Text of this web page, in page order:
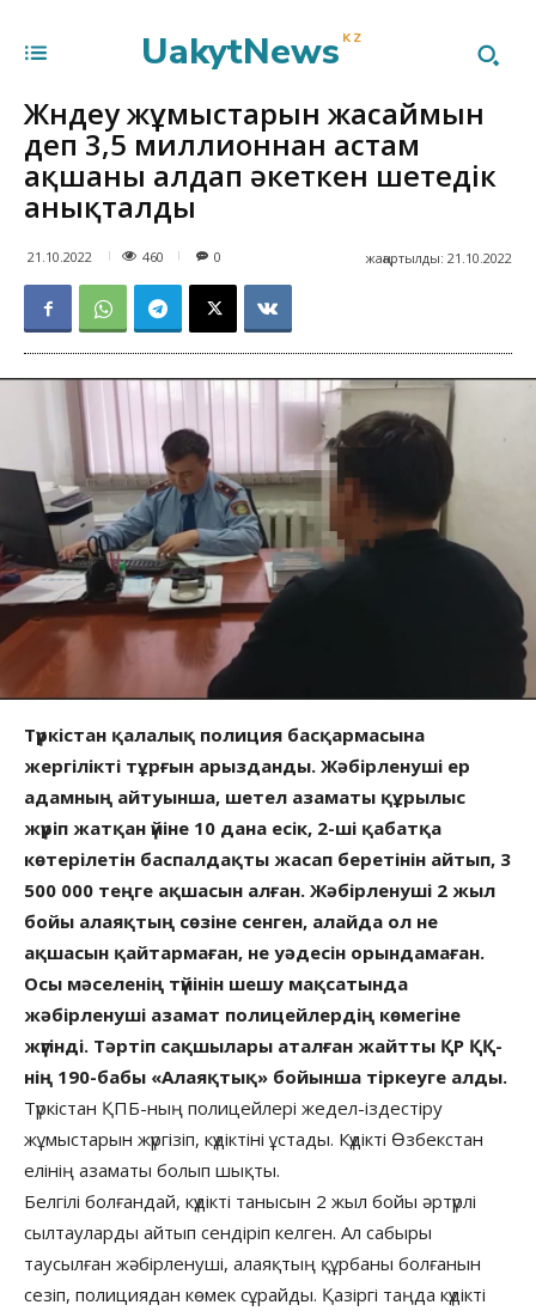
UakytNews KZ
Жөндеу жұмыстарын жасаймын
деп 3,5 миллионнан астам
ақшаны алдап әкеткен шетедік
анықталды
21.10.2022 460 жаңартылды: 21.10.2022
0
Түркістан қалалық полиция басқармасына
жергілікті тұрғын арызданды. Жәбірленуші ер
адамның айтуынша, шетел азаматы құрылыс
жүріп жатқан үйіне 10 дана есік, 2-ші қабатқа
көтерілетін баспалдақты жасап беретінін айтып, 3
500 000 теңге ақшасын алған. Жәбірленуші 2 жыл
бойы алаяқтың сөзіне сенген, алайда ол не
ақшасын қайтармаған, не уәдесін орындамаған.
Осы мәселенің түйінін шешу мақсатында
жәбірленуші азамат полицейлердің көмегіне
жүгінді. Тәртіп сақшылары аталған жайтты ҚР ҚҚ-
нің 190-бабы «Алаяқтық» бойынша тіркеуге алды.
Түркістан ҚПБ-ның полицейлері жедел-іздестіру
жұмыстарын жүргізіп, күдіктіні ұстады. Күдікті Өзбекстан
елінің азаматы болып шықты.
Белгілі болғандай, күдікті танысын 2 жыл бойы әртүрлі
сылтауларды айтып сендіріп келген. Ал сабыры
таусылған жәбірленуші, алаяқтың құрбаны болғанын
сезіп, полициядан көмек сұрайды. Қазіргі таңда күдікті